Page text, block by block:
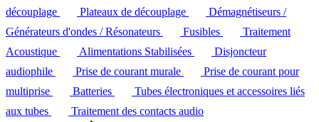
découplage
Plateaux de découplage
Démagnétiseurs /
Générateurs d'ondes / Résonateurs
Fusibles
Traitement
Acoustique
Alimentations Stabilisées
Disjoncteur
audiophile
Prise de courant murale
Prise de courant pour
multiprise
Batteries
Tubes électroniques et accessoires liés
aux tubes
Traitement des contacts audio